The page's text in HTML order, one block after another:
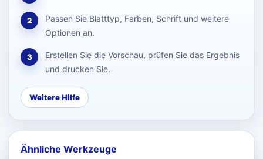
2
Passen Sie Blatttyp, Farben, Schrift und weitere
Optionen an.
3
Erstellen Sie die Vorschau, prüfen Sie das Ergebnis
und drucken Sie.
Weitere Hilfe
Ähnliche Werkzeuge